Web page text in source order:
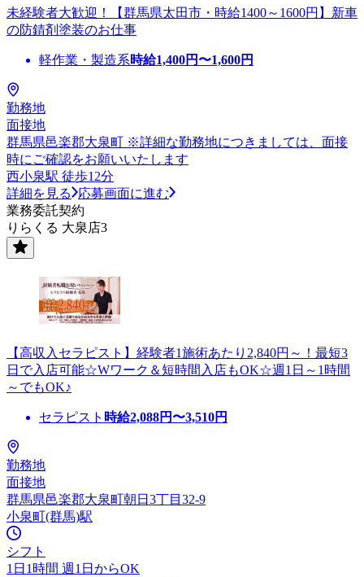
未経験者大歓迎！【群馬県太田市・時給1400～1600円】新車
の防錆剤塗装のお仕事
軽作業・製造系時給1,400円〜1,600円
勤務地
面接地
群馬県邑楽郡大泉町 ※詳細な勤務地につきましては、面接
時にご確認をお願いいたします
西小泉駅 徒歩12分
詳細を見る
応募画面に進む
業務委託契約
りらくる 大泉店3
【高収入セラピスト】経験者1施術あたり2,840円～！最短3
日で入店可能☆Wワーク＆短時間入店もOK☆週1日～1時間
～でもOK♪
セラピスト 時給2,088円〜3,510円
勤務地
面接地
群馬県邑楽郡大泉町朝日3丁目32-9
小泉町(群馬)駅
シフト
1日1時間 週1日からOK